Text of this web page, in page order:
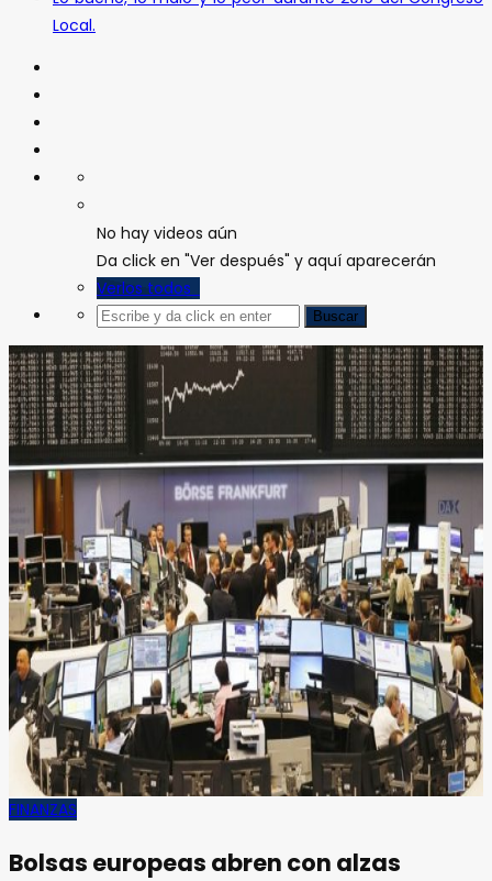
Local.
No hay videos aún
Da click en "Ver después" y aquí aparecerán
Verlos todos
FINANZAS
Bolsas europeas abren con alzas